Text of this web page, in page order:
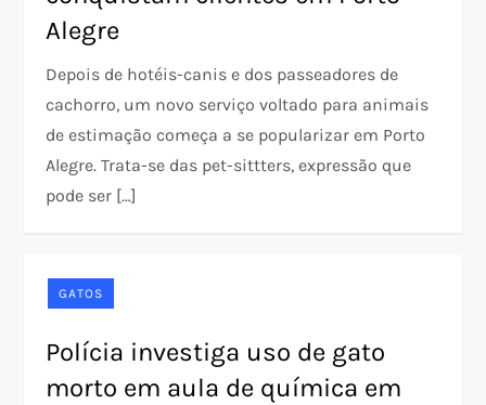
Alegre
Depois de hotéis-canis e dos passeadores de
cachorro, um novo serviço voltado para animais
de estimação começa a se popularizar em Porto
Alegre. Trata-se das pet-sittters, expressão que
pode ser […]
GATOS
Polícia investiga uso de gato
morto em aula de química em